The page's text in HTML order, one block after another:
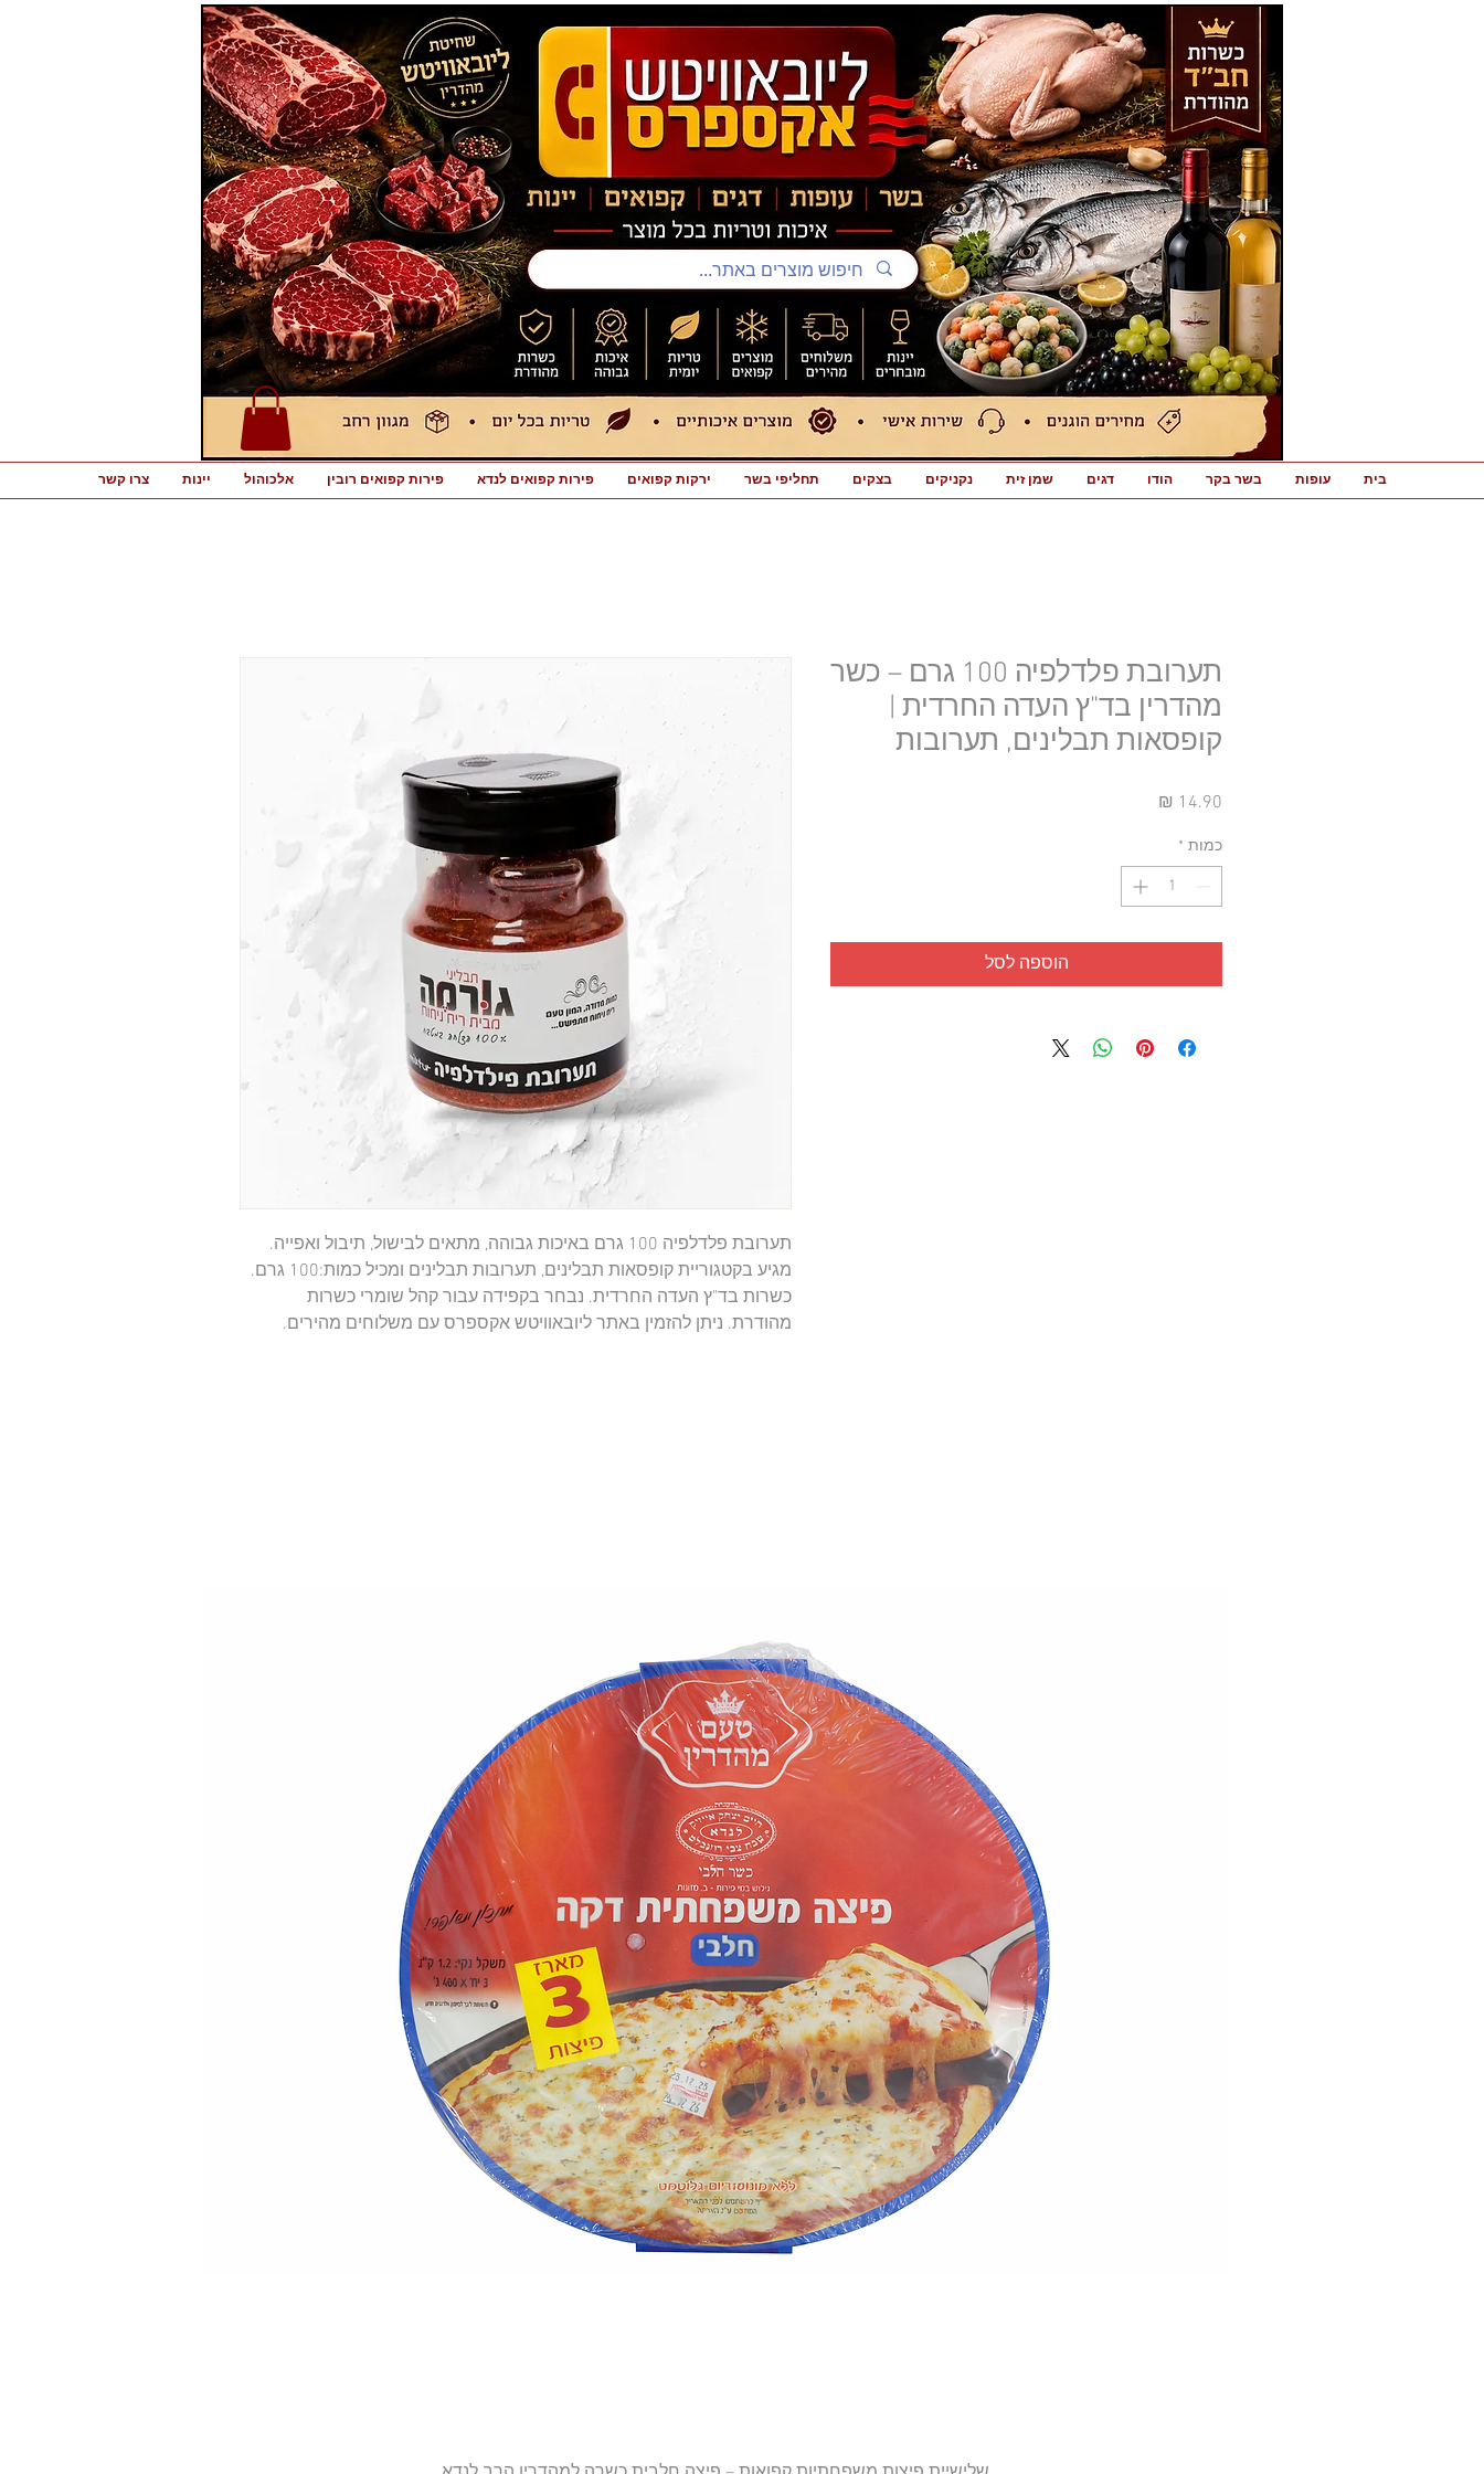
צרו קשר יינות אלכוהול פירות קפואים רובין פירות קפואים לנדא ירקות קפואים תחליפי בשר בצקים נקניקים שמן זית דגים הודו בשר בקר עופות בית
מהודרת. ניתן להזמין באתר ליובאוויטש אקספרס עם משלוחים מהירים.
תערובת פלדלפיה 100 גרם – כשר
מהדרין בד"ץ העדה החרדית |
קופסאות תבלינים, תערובות
כמות *
הוספה לסל